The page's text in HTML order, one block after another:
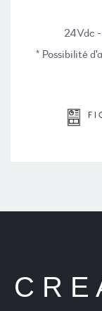
24Vdc
* Possibilité
C R E